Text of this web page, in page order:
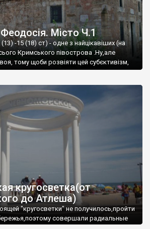
Місто Ч.1
-15 (18) ст) - одне з найцікавіших (на
Кримського півострова .Ну,але
тому щоби розвіяти цей субєктивізм,
це
кругосветка(от
до Атлеша)
"кругосветки" не получилось,пройти
совершали радиальные